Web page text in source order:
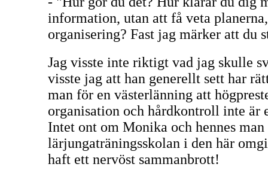
information, utan att få veta
organisering? Fast jag märker att du
Jag visste inte riktigt vad jag skulle
visste jag att han generellt sett har
man för en västerlänning att
organisation och hårdkontroll inte är
Intet ont om Monika och hennes
lärjungaträningsskolan i den här
haft ett nervöst sammanbrott!